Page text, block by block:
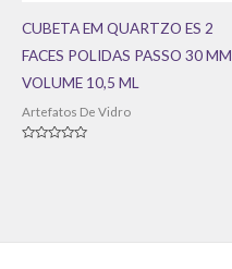
CUBETA EM QUARTZO ES 2
FACES POLIDAS PASSO 30 MM
VOLUME 10,5 ML
Artefatos De Vidro